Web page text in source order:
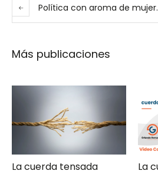
Política con aroma de mujer.
Más publicaciones
La cuerda tensada Video